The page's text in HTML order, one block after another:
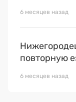
6 месяцев назад
повторную
6 месяцев назад